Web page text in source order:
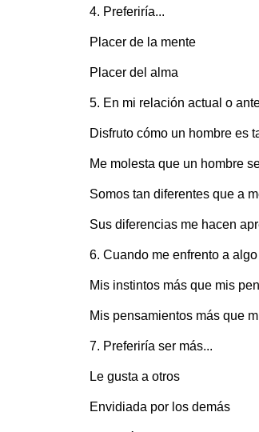
4. Preferiría...
Placer de la mente
Placer del alma
5. En mi relación actual o
Disfruto cómo un hombre es
Me molesta que un hombre
Somos tan diferentes que a
Sus diferencias me hacen
6. Cuando me enfrento a
Mis instintos más que mis
Mis pensamientos más que
7. Preferiría ser más...
Le gusta a otros
Envidiada por los demás